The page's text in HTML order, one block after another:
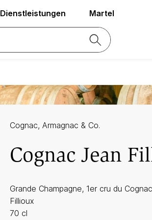
Dienstleistungen Martel
Cognac, Armagnac & Co.
Cognac Jean
Grande Champagne, 1er cru du Cognac
Fillioux
70 cl